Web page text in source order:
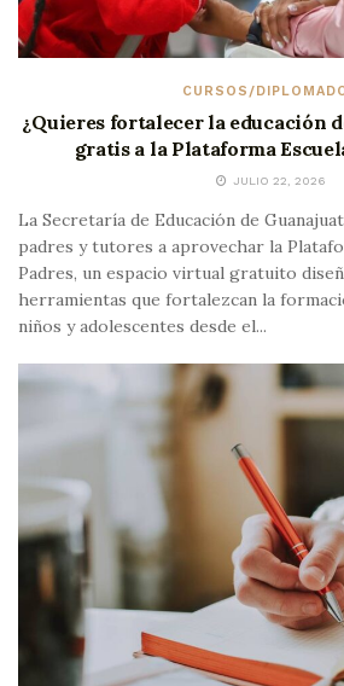
CURSOS/
¿Quieres fortalecer la educación
gratis a la Plataforma
JULIO 22, 2026
La Secretaría de Educación de
padres y tutores a aprovechar la
Padres, un espacio virtual gratuito
herramientas que fortalezcan la
niños y adolescentes desde el...